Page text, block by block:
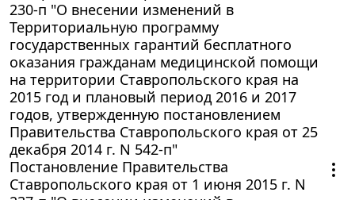
230-п "О внесении изменений в
Территориальную программу
государственных гарантий бесплатного
оказания гражданам медицинской помощи
на территории Ставропольского края на
2015 год и плановый период 2016 и 2017
годов, утвержденную постановлением
Правительства Ставропольского края от 25
декабря 2014 г. N 542-п"
Постановление Правительства
Ставропольского края от 1 июня 2015 г. N